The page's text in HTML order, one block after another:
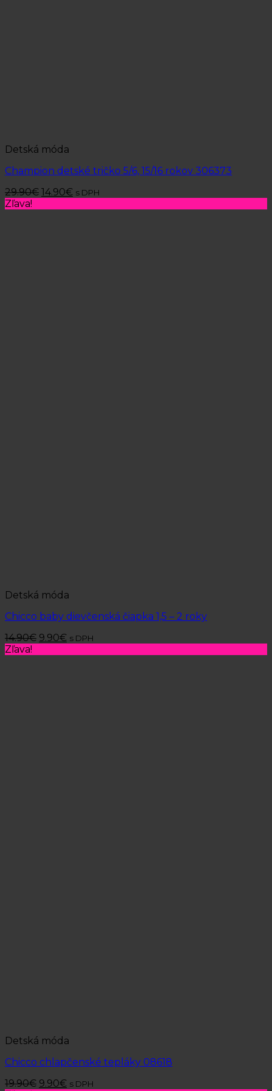
Detská móda
Champion detské tričko 5/6, 15/16 rokov 306373
29.90€ 14.90€ s DPH
Zľava!
Detská móda
Chicco baby dievčenská čiapka 1,5 – 2 roky
14.90€ 9.90€ s DPH
Zľava!
Detská móda
Chicco chlapčenské tepláky 08618
19.90€ 9.90€ s DPH